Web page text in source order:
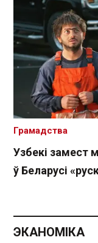
Узбекі замест
ў Беларусі
Грамадства
ЭКАНОМІКА